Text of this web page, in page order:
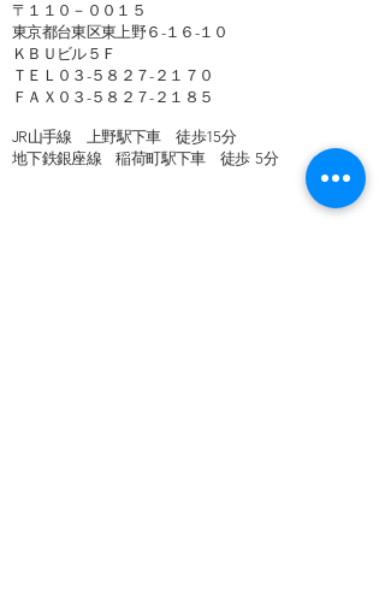
〒１１０－００１５
東京都台東区東上野６-１６-１０
ＫＢＵビル５Ｆ
ＴＥＬ０３-５８２７-２１７０
ＦＡＸ０３-５８２７-２１８５​​
JR山手線 上野駅下車 徒歩15分
地下鉄銀座線 稲荷町駅下車 徒歩 5分